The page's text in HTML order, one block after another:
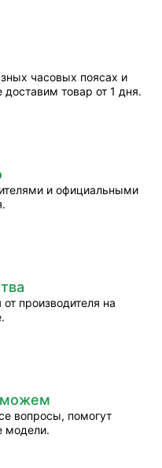
часовых поясах и
товар от 1 дня.
и официальными
производителя на
вопросы, помогут
модели.